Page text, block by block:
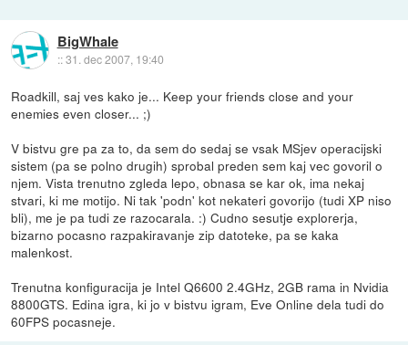
BigWhale
::31. dec 2007, 19:40
Roadkill, saj ves kako je... Keep your friends close and your
enemies even closer... ;)
V bistvu gre pa za to, da sem do sedaj se vsak MSjev operacijski
sistem (pa se polno drugih) sprobal preden sem kaj vec govoril o
njem. Vista trenutno zgleda lepo, obnasa se kar ok, ima nekaj
stvari, ki me motijo. Ni tak 'podn' kot nekateri govorijo (tudi XP niso
bli), me je pa tudi ze razocarala. :) Cudno sesutje explorerja,
bizarno pocasno razpakiravanje zip datoteke, pa se kaka
malenkost.
Trenutna konfiguracija je Intel Q6600 2.4GHz, 2GB rama in Nvidia
8800GTS. Edina igra, ki jo v bistvu igram, Eve Online dela tudi do
60FPS pocasneje.